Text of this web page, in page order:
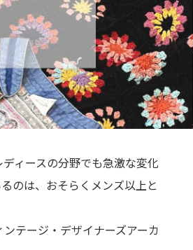
ィースの分野でも急激な変化
のは、おそらくメンズ以上と
テージ・デザイナーズアーカ